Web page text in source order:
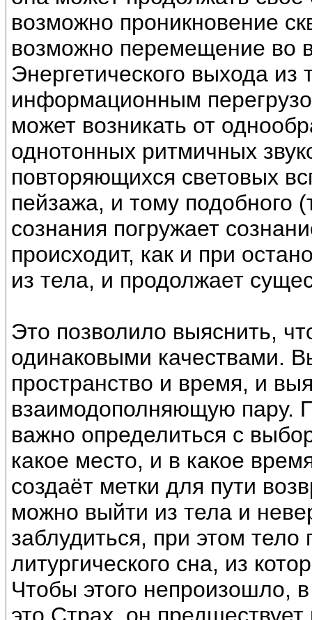
возможно проникновение
возможно перемещение во
Энергетического выхода из
информационным
может возникать от
однотонных ритмичных
повторяющихся световых
пейзажа, и тому подобного
сознания погружает
происходит, как и при
из тела, и продолжает
Это позволило выяснить,
одинаковыми качествами.
пространство и время, и
взаимодополняющую пару.
важно определиться с
какое место, и в какое
создаёт метки для пути
можно выйти из тела и
заблудиться, при этом тело
литургического сна, из
Чтобы этого непроизошло,